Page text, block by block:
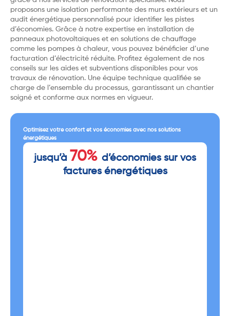
proposons une isolation performante des murs extérieurs et un
audit énergétique personnalisé pour identifier les pistes
d’économies. Grâce à notre expertise en installation de
panneaux photovoltaïques et en solutions de chauffage
comme les pompes à chaleur, vous pouvez bénéficier d’une
facturation d’électricité réduite. Profitez également de nos
conseils sur les aides et subventions disponibles pour vos
travaux de rénovation. Une équipe technique qualifiée se
charge de l’ensemble du processus, garantissant un chantier
soigné et conforme aux normes en vigueur.
Optimisez votre confort et vos économies avec nos solutions
énergétiques
jusqu’à 70% d’économies sur vos
factures énergétiques